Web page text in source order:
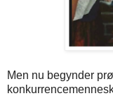
Men nu begynder